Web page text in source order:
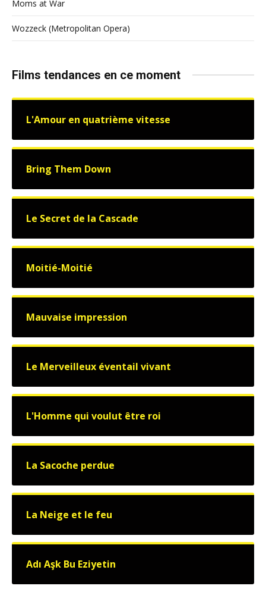
Moms at War
Wozzeck (Metropolitan Opera)
Films tendances en ce moment
L'Amour en quatrième vitesse
Bring Them Down
Le Secret de la Cascade
Moitié-Moitié
Mauvaise impression
Le Merveilleux éventail vivant
L'Homme qui voulut être roi
La Sacoche perdue
La Neige et le feu
Adı Aşk Bu Eziyetin